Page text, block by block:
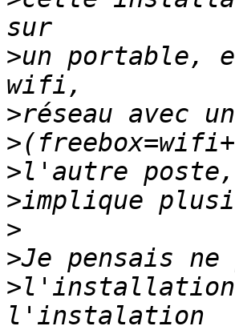
>un portable,
>
>
>
>
>
>
>l'installation